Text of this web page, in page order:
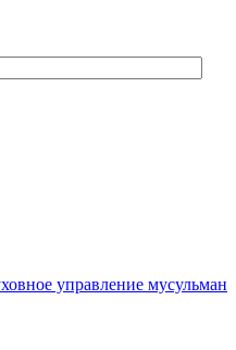
управление мусульман